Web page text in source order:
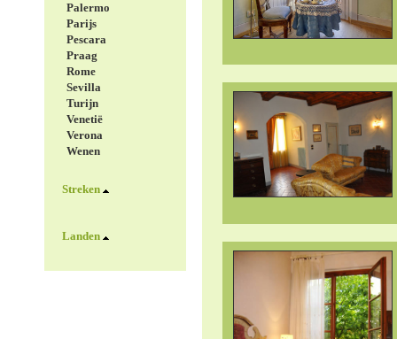
Palermo
Parijs
Pescara
Praag
Rome
Sevilla
Turijn
Venetië
Verona
Wenen
Streken
Landen